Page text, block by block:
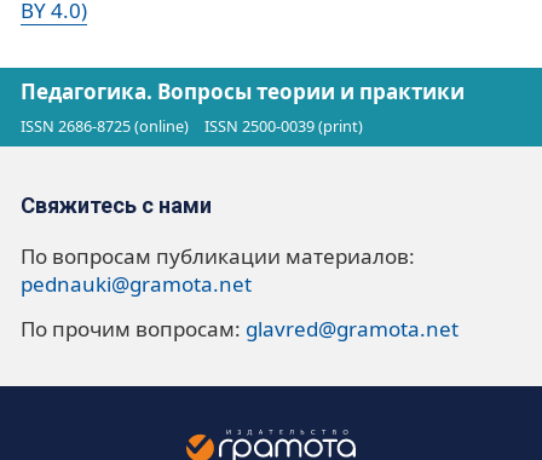
BY 4.0)
Педагогика. Вопросы теории и практики
ISSN 2686-8725 (online) ISSN 2500-0039 (print)
Свяжитесь с нами
По вопросам публикации материалов:
pednauki@gramota.net
По прочим вопросам: glavred@gramota.net